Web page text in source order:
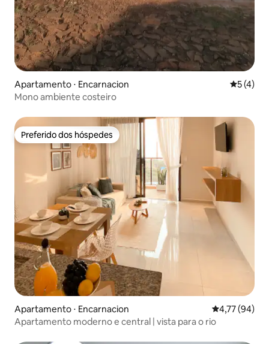
Apartamento ⋅ Encarnacion 5 de
5 (4)
Mono ambiente costeiro
Preferido dos hóspedes
Preferido dos hóspedes
Apartamento ⋅ Encarnacion 4,77 de uma
4,77 (94)
Apartamento moderno e central | vista para o rio